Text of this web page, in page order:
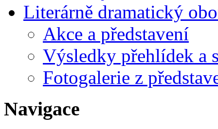
Literárně dramatický
Akce a představení
Výsledky přehlídek a
Fotogalerie z
Navigace